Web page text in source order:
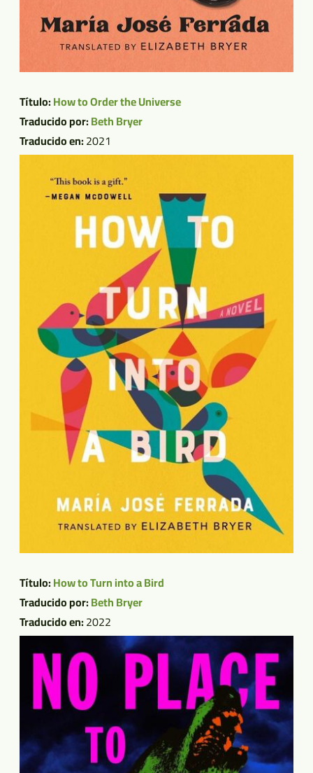
Título:How to Order the Universe
Traducido por:Beth Bryer
Traducido en:2021
Título:How to Turn into a Bird
Traducido por:Beth Bryer
Traducido en:2022